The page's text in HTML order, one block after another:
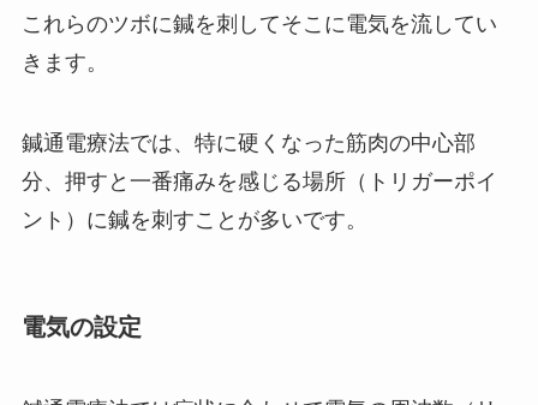
これらのツボに鍼を刺してそこに電気を流してい
きます。
鍼通電療法では、特に硬くなった筋肉の中心部
分、押すと一番痛みを感じる場所（トリガーポイ
ント）に鍼を刺すことが多いです。
電気の設定